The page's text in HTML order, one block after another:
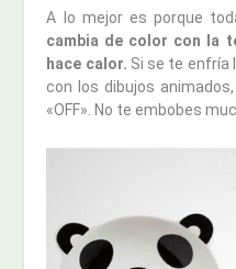
A lo mejor es porque
cambia de color con la
hace calor. Si se te enfría
con los dibujos
«OFF». No te embobes